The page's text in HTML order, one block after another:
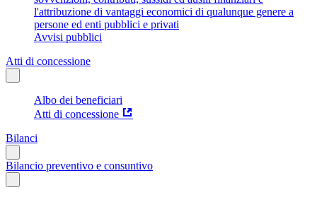
l'attribuzione di vantaggi economici di qualunque genere a
persone ed enti pubblici e privati
Avvisi pubblici
Atti di concessione
Albo dei beneficiari
Atti di concessione
Bilanci
Bilancio preventivo e consuntivo